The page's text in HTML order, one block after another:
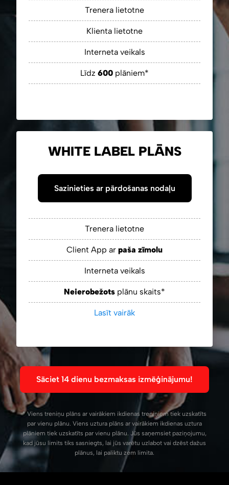
Trenera lietotne
Klienta lietotne
Interneta veikals
Līdz 600 plāniem*
WHITE LABEL PLĀNS
Sazinieties ar pārdošanas nodaļu
Trenera lietotne
Client App ar paša zīmolu
Interneta veikals
Neierobežots plānu skaits*
Lasīt vairāk
Sāciet 14 dienu bezmaksas izmēģinājumu!
* Viens treniņu plāns ar vairākiem ikdienas treniņiem tiek uzskatīts
par vienu plānu. Viens uztura plāns ar vairākiem ikdienas uztura
plāniem tiek uzskatīts par vienu plānu. Jūs saņemsiet paziņojumu,
kad jūsu limits tiks sasniegts, lai jūs varētu uzlabot vai dzēst dažus
plānus, lai paliktu zem limita.